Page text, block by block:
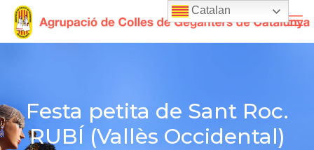
Festa petita de Sant Roc.
RUBÍ (Vallès Occidental)
Catalan